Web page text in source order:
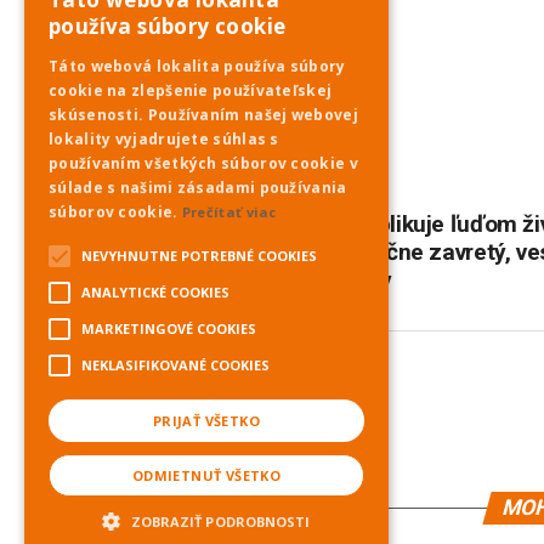
RELATED TOPICS:
DON'T MISS
Počasie komplikuje ľuďom
Havran čiastočne zavretý,
zrušili preteky
používa súbory cookie
Táto webová lokalita používa súbory
cookie na zlepšenie používateľskej
skúsenosti. Používaním našej webovej
lokality vyjadrujete súhlas s
používaním všetkých súborov cookie v
súlade s našimi zásadami používania
súborov cookie. Prečítať viac
NEVYHNUTNE POTREBNÉ COOKIES
ANALYTICKÉ COOKIES
MARKETINGOVÉ COOKIES
NEKLASIFIKOVANÉ COOKIES
PRIJAŤ VŠETKO
ODMIETNUŤ VŠETKO
ZOBRAZIŤ PODROBNOSTI